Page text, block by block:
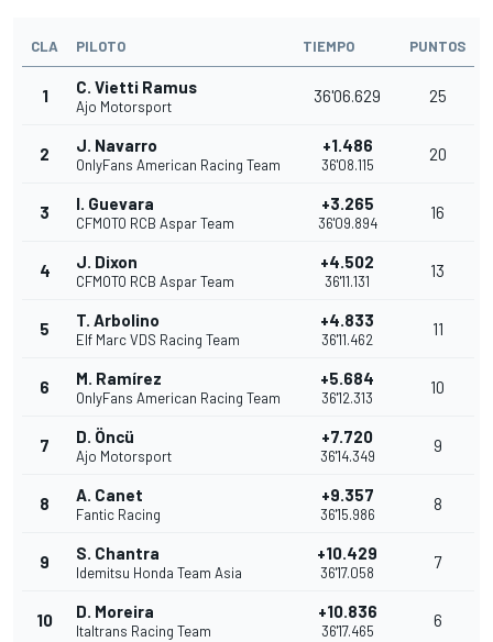
CLA PILOTO TIEMPO PUNTOS
1 C. Vietti Ramus
Ajo Motorsport
36'06.629 25
2 J. Navarro
OnlyFans American Racing Team
+1.486
36'08.115
20
3 I. Guevara
CFMOTO RCB Aspar Team
+3.265
36'09.894
16
4 J. Dixon
CFMOTO RCB Aspar Team
+4.502
36'11.131
13
5 T. Arbolino
Elf Marc VDS Racing Team
+4.833
36'11.462
11
6 M. Ramírez
OnlyFans American Racing Team
+5.684
36'12.313
10
7 D. Öncü
Ajo Motorsport
+7.720
36'14.349
9
8 A. Canet
Fantic Racing
+9.357
36'15.986
8
9 S. Chantra
Idemitsu Honda Team Asia
+10.429
36'17.058
7
10 D. Moreira
Italtrans Racing Team
+10.836
36'17.465
6